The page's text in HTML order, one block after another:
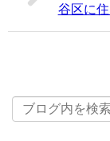
谷区に